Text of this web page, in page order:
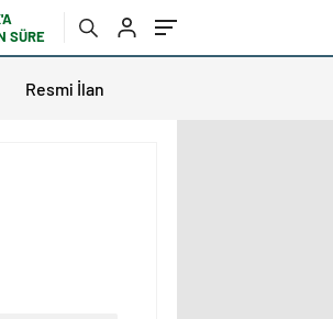
SÜRE
Resmi İlan